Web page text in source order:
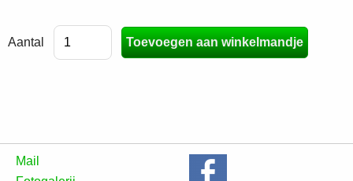
Aantal
Mail